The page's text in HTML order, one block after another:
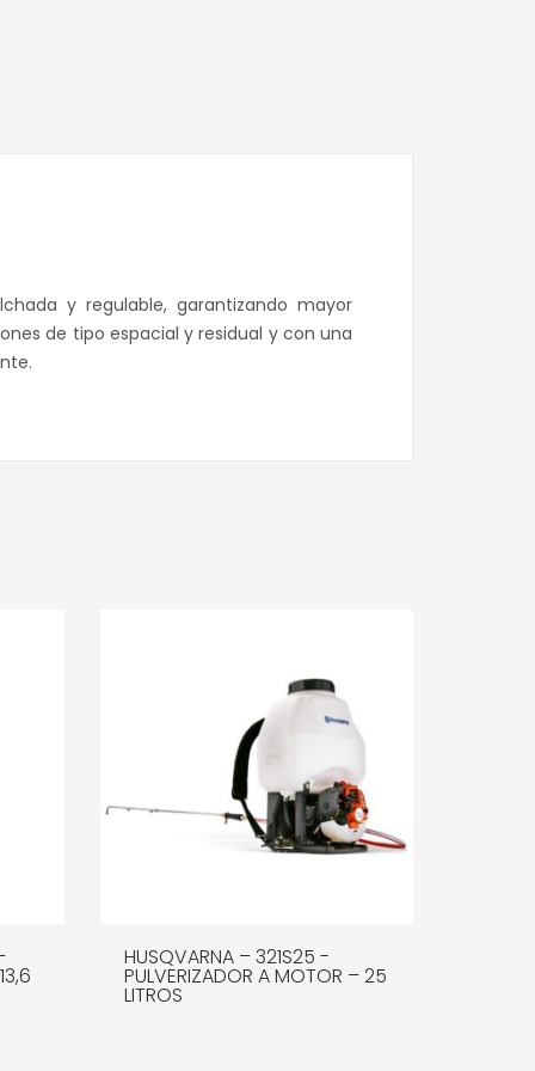
y regulable, garantizando mayor
de tipo espacial y residual y con una
HUSQVARNA – 321S25 -
PULVERIZADOR A MOTOR – 25
LITROS